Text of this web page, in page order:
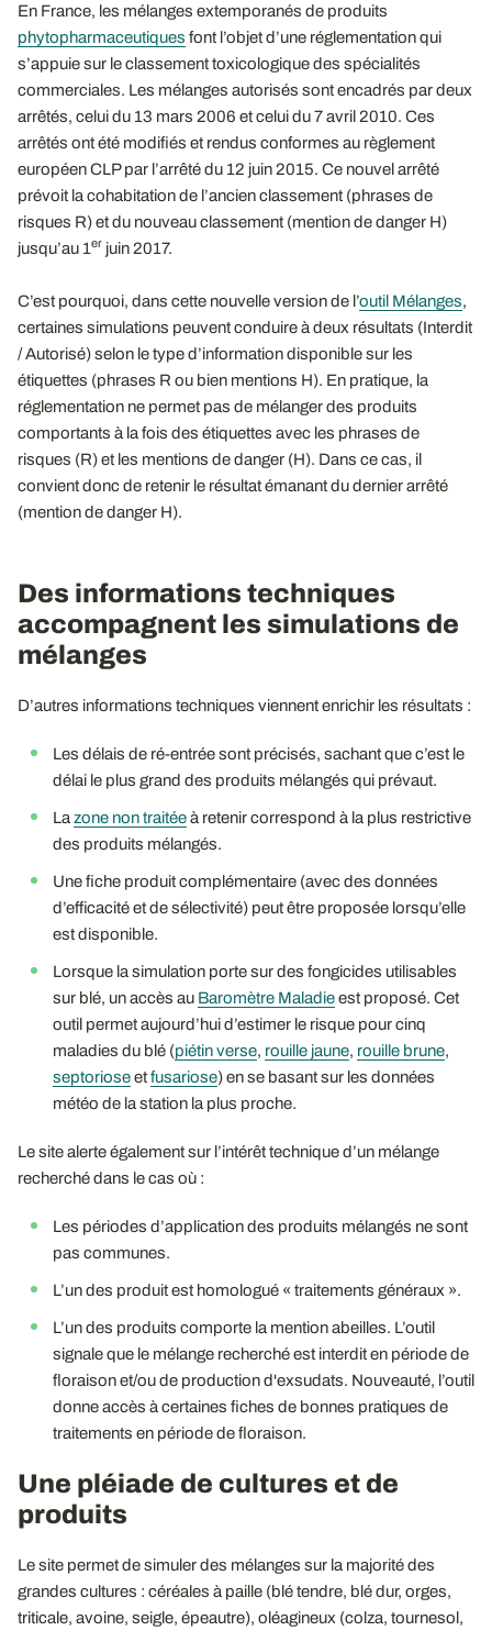
En France, les mélanges extemporanés de produits
phytopharmaceutiques font l’objet d’une réglementation qui
s’appuie sur le classement toxicologique des spécialités
commerciales. Les mélanges autorisés sont encadrés par deux
arrêtés, celui du 13 mars 2006 et celui du 7 avril 2010. Ces
arrêtés ont été modifiés et rendus conformes au règlement
européen CLP par l’arrêté du 12 juin 2015. Ce nouvel arrêté
prévoit la cohabitation de l’ancien classement (phrases de
risques R) et du nouveau classement (mention de danger H)
jusqu’au 1er juin 2017.
C’est pourquoi, dans cette nouvelle version de l’outil Mélanges,
certaines simulations peuvent conduire à deux résultats (Interdit
/ Autorisé) selon le type d’information disponible sur les
étiquettes (phrases R ou bien mentions H). En pratique, la
réglementation ne permet pas de mélanger des produits
comportants à la fois des étiquettes avec les phrases de
risques (R) et les mentions de danger (H). Dans ce cas, il
convient donc de retenir le résultat émanant du dernier arrêté
(mention de danger H).
Des informations techniques
accompagnent les simulations de
mélanges
D’autres informations techniques viennent enrichir les résultats :
Les délais de ré-entrée sont précisés, sachant que c’est le
délai le plus grand des produits mélangés qui prévaut.
La zone non traitéeà retenir correspond à la plus restrictive
des produits mélangés.
Une fiche produit complémentaire (avec des données
d’efficacité et de sélectivité) peut être proposée lorsqu’elle
est disponible.
Lorsque la simulation porte sur des fongicides utilisables
sur blé, un accès au Baromètre Maladieest proposé. Cet
outil permet aujourd’hui d’estimer le risque pour cinq
maladies du blé (piétin verse, rouille jaune, rouille brune,
septorioseetfusariose) en se basant sur les données
météo de la station la plus proche.
Le site alerte également sur l’intérêt technique d’un mélange
recherché dans le cas où :
Les périodes d’application des produits mélangés ne sont
pas communes.
L’un des produit est homologué « traitements généraux ».
L’un des produits comporte la mention abeilles. L’outil
signale que le mélange recherché est interdit en période de
floraison et/ou de production d'exsudats. Nouveauté, l’outil
donne accès à certaines fiches de bonnes pratiques de
traitements en période de floraison.
Une pléiade de cultures et de
produits
Le site permet de simuler des mélanges sur la majorité des
grandes cultures : céréales à paille (blé tendre, blé dur, orges,
triticale, avoine, seigle, épeautre), oléagineux (colza, tournesol,